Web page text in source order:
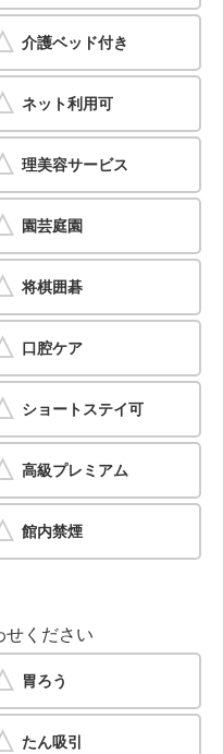
介護ベッド付き
ネット利用可
理美容サービス
園芸庭園
将棋囲碁
口腔ケア
ショートステイ可
高級プレミアム
館内禁煙
せください
胃ろう
たん吸引